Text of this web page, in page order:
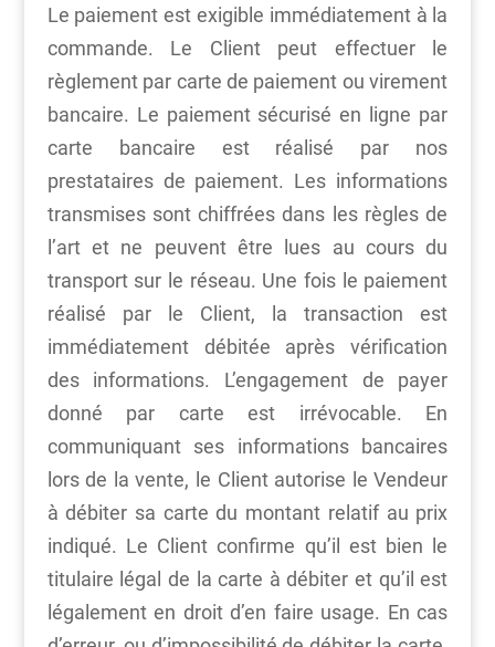
Le paiement est exigible immédiatement à la
commande. Le Client peut effectuer le
règlement par carte de paiement ou virement
bancaire. Le paiement sécurisé en ligne par
carte bancaire est réalisé par nos
prestataires de paiement. Les informations
transmises sont chiffrées dans les règles de
l’art et ne peuvent être lues au cours du
transport sur le réseau. Une fois le paiement
réalisé par le Client, la transaction est
immédiatement débitée après vérification
des informations. L’engagement de payer
donné par carte est irrévocable. En
communiquant ses informations bancaires
lors de la vente, le Client autorise le Vendeur
à débiter sa carte du montant relatif au prix
indiqué. Le Client confirme qu’il est bien le
titulaire légal de la carte à débiter et qu’il est
légalement en droit d’en faire usage. En cas